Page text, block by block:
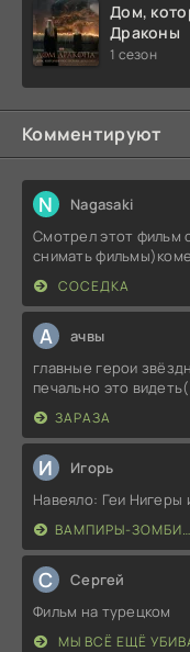
Дом,
Драконы
1 сезон
Комментируют
N Nagasaki
Смотрел этот фильм
снимать
СОСЕДКА
А ачвы
главные герои
печально это
ЗАРАЗА
И Игорь
Навеяло: Геи Нигеры
ВАМПИРЫ-
С Сергей
Фильм на турецком
МЫ ВСЁ ЕЩЁ